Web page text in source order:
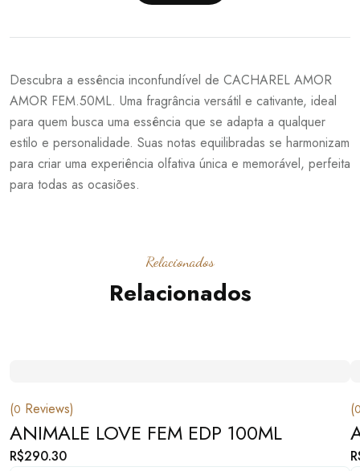
Descubra a essência inconfundível de CACHAREL AMOR
AMOR FEM.50ML. Uma fragrância versátil e cativante, ideal
para quem busca uma essência que se adapta a qualquer
estilo e personalidade. Suas notas equilibradas se harmonizam
para criar uma experiência olfativa única e memorável, perfeita
para todas as ocasiões.
Relacionados
Relacionados
(0 Reviews)
ANIMALE LOVE FEM EDP 100ML
R$290.30
(